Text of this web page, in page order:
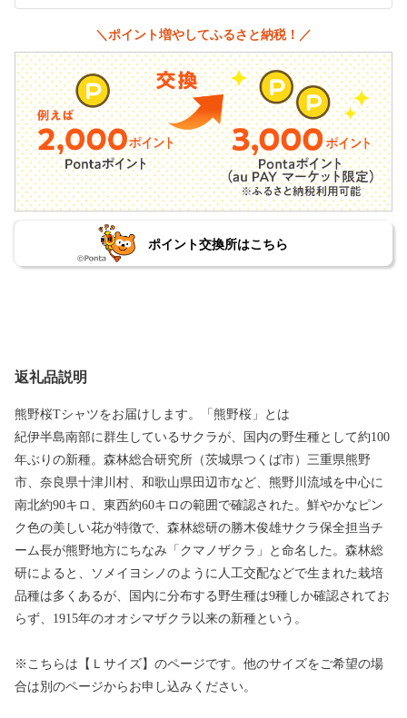
＼ポイント増やしてふるさと納税！／
ポイント交換所はこちら
返礼品説明
熊野桜Tシャツをお届けします。「熊野桜」とは
紀伊半島南部に群生しているサクラが、国内の野生種として約100
年ぶりの新種。森林総合研究所（茨城県つくば市）三重県熊野
市、奈良県十津川村、和歌山県田辺市など、熊野川流域を中心に
南北約90キロ、東西約60キロの範囲で確認された。鮮やかなピン
ク色の美しい花が特徴で、森林総研の勝木俊雄サクラ保全担当チ
ーム長が熊野地方にちなみ「クマノザクラ」と命名した。森林総
研によると、ソメイヨシノのように人工交配などで生まれた栽培
品種は多くあるが、国内に分布する野生種は9種しか確認されてお
らず、1915年のオオシマザクラ以来の新種という。
※こちらは【Ｌサイズ】のページです。他のサイズをご希望の場
合は別のページからお申し込みください。